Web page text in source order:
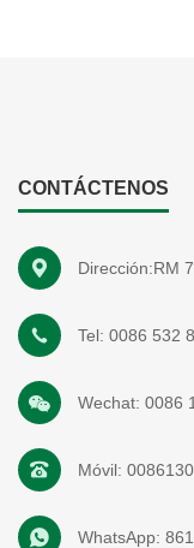
CONTÁCTENOS
Dirección:RM
Tel: 0086 532
Wechat: 0086
Móvil:
WhatsApp: